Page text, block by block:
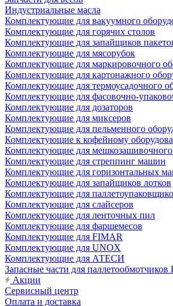
Индустриальные масла
Комплектующие для вакуумного
Комплектующие для горячих столов
Комплектующие для запайщиков
Комплектующие для мясорубок
Комплектующие для маркировочного
Комплектующие для картонажного
Комплектующие для термоусадочного
Комплектующие для фасовочно-
Комплектующие для дозаторов
Комплектующие для миксеров
Комплектующие для пельменного
Комплектующие к кофейному
Комплектующие для мешкозашивочного
Комплектующие для стреппинг машин
Комплектующие для горизонтальных
Комплектующие для запайщиков лотков
Комплектующие для
Комплектующие для слайсеров
Комплектующие для ленточных пил
Комплектующие для фаршемесов
Комплектующие для FIMAR
Комплектующие для UNOX
Комплектующие для АТЕСИ
Запасные части для паллетообмотчиков
Акции
Сервисный центр
Оплата и доставка